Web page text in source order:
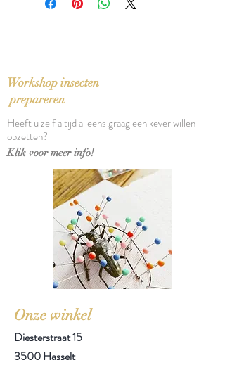
Taal: Nederlands
Bindwijze: Linnen band met
stofomslag
Verschijningsdatum: 1996
Aantal pagina's: 112
Workshop insecten
prepareren
Heeft u zelf altijd al eens graag een kever willen
opzetten?
Klik voor meer info!
Onze winkel
Diesterstraat 15
3500 Hasselt